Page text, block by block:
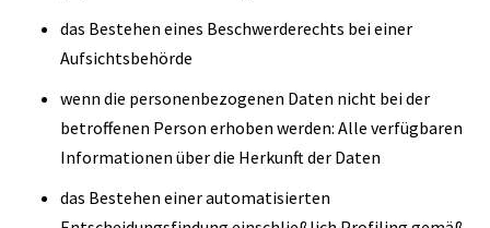
das Bestehen eines Beschwerderechts bei einer
Aufsichtsbehörde
wenn die personenbezogenen Daten nicht bei der
betroffenen Person erhoben werden: Alle verfügbaren
Informationen über die Herkunft der Daten
das Bestehen einer automatisierten